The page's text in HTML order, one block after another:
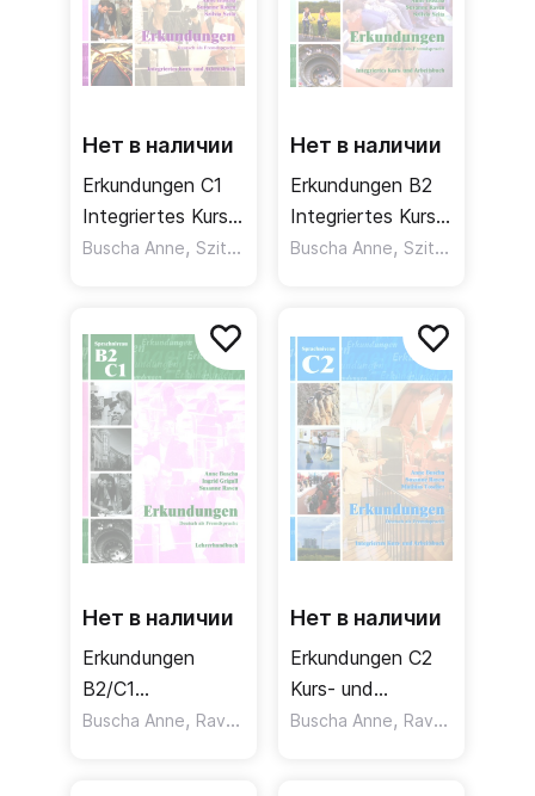
Нет в наличии
Erkundungen C1
Integriertes Kurs-
und Arbeitsbuch
рабочая тетрадь
Buscha Anne, Szita Szilvia ,Raven Susanne
Нет в наличии
Erkundungen B2
Integriertes Kurs-
und Arbeitsbuch
тетрадь
Buscha Anne, Szita Szilvia
Нет в наличии
Erkundungen
B2/C1
Lehrerhandbuch /
Buscha Anne, Raven Susanne ,Grigull Ingrid
Нет в наличии
Erkundungen C2
Kurs- und
Arbeitsbuch /
Buscha Anne, Raven Susanne